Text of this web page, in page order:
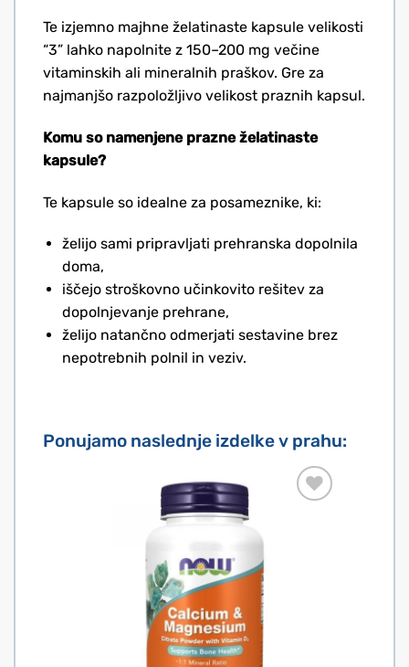
Te izjemno majhne želatinaste kapsule velikosti
“3” lahko napolnite z 150–200 mg večine
vitaminskih ali mineralnih praškov. Gre za
najmanjšo razpoložljivo velikost praznih kapsul.
Komu so namenjene prazne želatinaste
kapsule?
Te kapsule so idealne za posameznike, ki:
želijo sami pripravljati prehranska dopolnila
doma,
iščejo stroškovno učinkovito rešitev za
dopolnjevanje prehrane,
želijo natančno odmerjati sestavine brez
nepotrebnih polnil in veziv.
Ponujamo naslednje izdelke v prahu: